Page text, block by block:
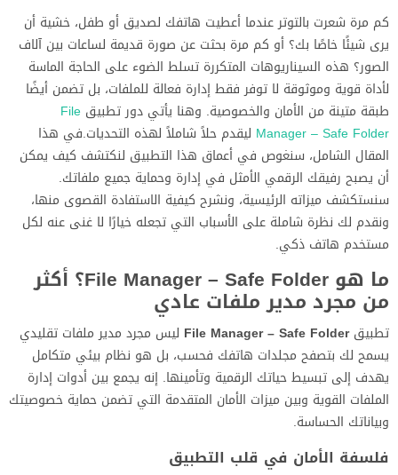
كم مرة شعرت بالتوتر عندما أعطيت هاتفك لصديق أو طفل، خشية أن
يرى شيئًا خاصًا بك؟ أو كم مرة بحثت عن صورة قديمة لساعات بين آلاف
الصور؟ هذه السيناريوهات المتكررة تسلط الضوء على الحاجة الماسة
لأداة قوية وموثوقة لا توفر فقط إدارة فعالة للملفات، بل تضمن أيضًا
طبقة متينة من الأمان والخصوصية. وهنا يأتي دور تطبيق File
Manager – Safe Folder ليقدم حلاً شاملاً لهذه التحديات.في هذا
المقال الشامل، سنغوص في أعماق هذا التطبيق لنكتشف كيف يمكن
أن يصبح رفيقك الرقمي الأمثل في إدارة وحماية جميع ملفاتك.
سنستكشف ميزاته الرئيسية، ونشرح كيفية الاستفادة القصوى منها،
ونقدم لك نظرة شاملة على الأسباب التي تجعله خيارًا لا غنى عنه لكل
مستخدم هاتف ذكي.
ما هو File Manager – Safe Folder؟ أكثر
من مجرد مدير ملفات عادي
تطبيقFile Manager – Safe Folder ليس مجرد مدير ملفات تقليدي
يسمح لك بتصفح مجلدات هاتفك فحسب، بل هو نظام بيئي متكامل
يهدف إلى تبسيط حياتك الرقمية وتأمينها. إنه يجمع بين أدوات إدارة
الملفات القوية وبين ميزات الأمان المتقدمة التي تضمن حماية خصوصيتك
وبياناتك الحساسة.
فلسفة الأمان في قلب التطبيق